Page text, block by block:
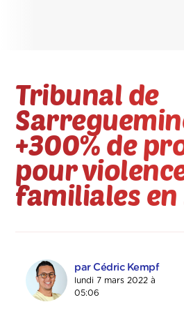
Tribunal de
+300% de
pour
familiales en
par Cédric Kempf
lundi 7 mars 2022 à
05:06